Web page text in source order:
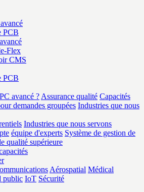
PCB
Flex
CMS
PCB
avancé ? Assurance qualité Capacités
demandes groupées Industries que nous
Industries que nous servons
équipe d'experts Système de gestion de
qualité supérieure
Aérospatial Médical
public IoT Sécurité